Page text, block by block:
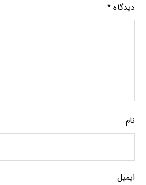
دیدگاه*
نام
ایمیل